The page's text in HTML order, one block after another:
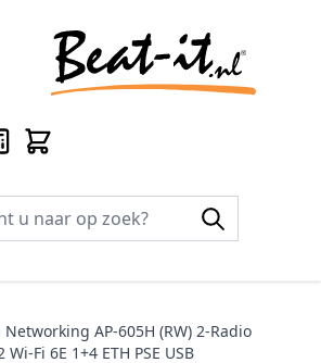
Networking AP-605H (RW) 2-Radio
Fi 6E 1+4 ETH PSE USB